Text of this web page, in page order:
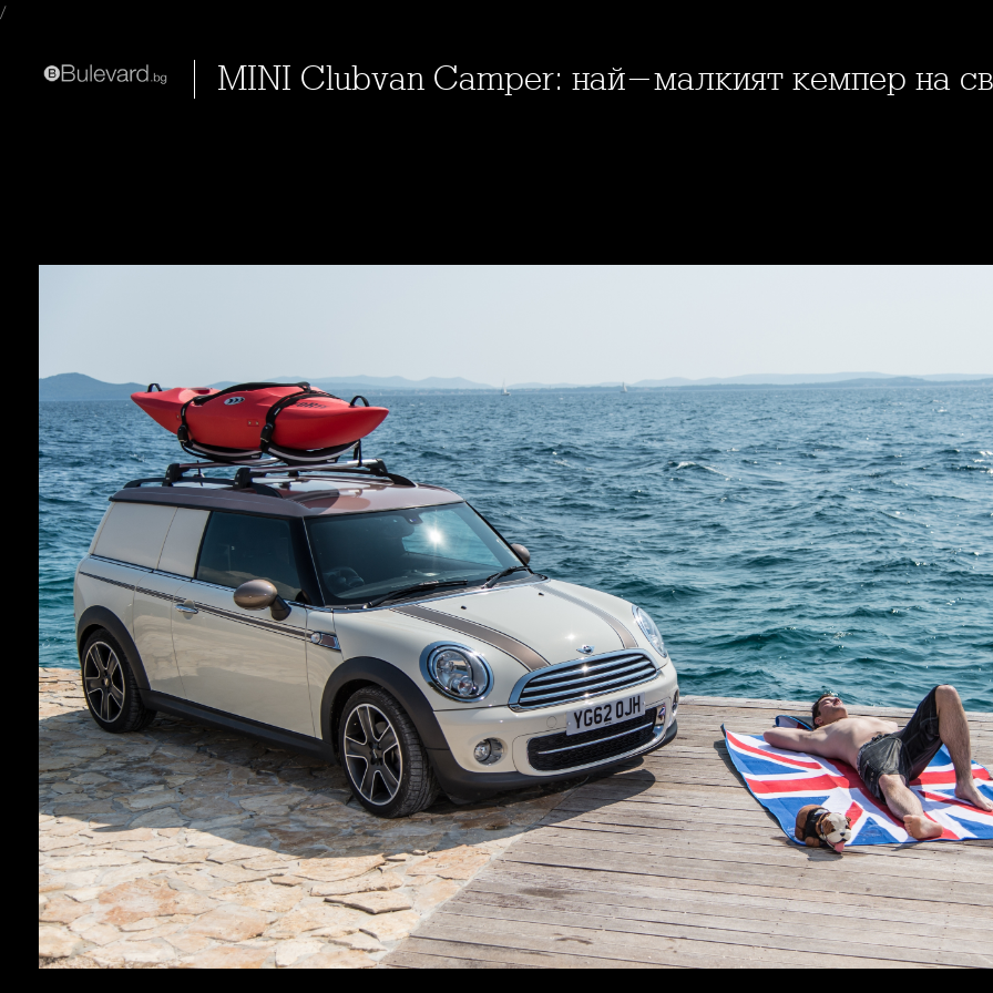
/
MINI Clubvan Camper: най-малкият кемпер на